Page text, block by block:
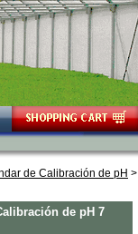
de Calibración de pH >
de pH 7